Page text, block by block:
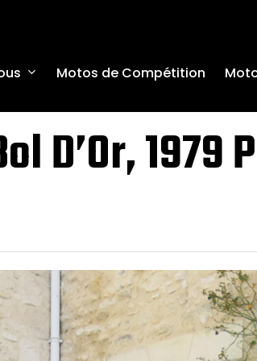
Motos de Compétition
D’Or, 1979